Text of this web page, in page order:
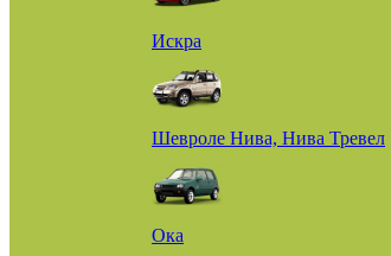
Искра
Шевроле Нива, Нива Тревел
Ока